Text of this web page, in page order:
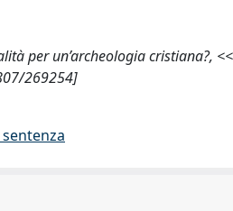
per un’archeologia cristiana?,
269254]